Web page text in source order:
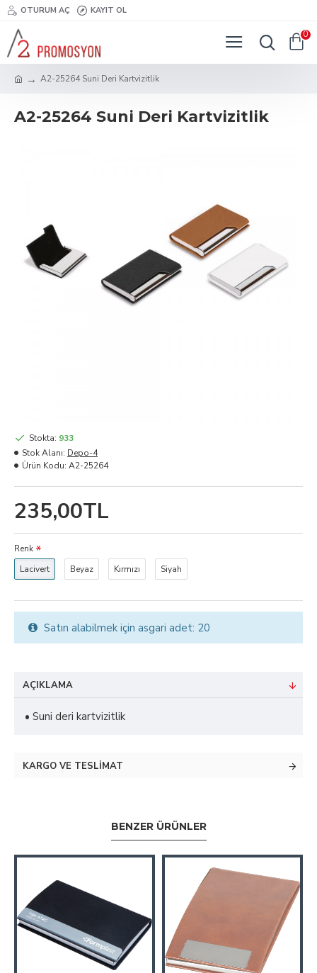
OTURUM AÇ KAYIT OL
0
A2-25264 Suni Deri Kartvizitlik
A2-25264 Suni Deri Kartvizitlik
235,00TL
Stokta: 933
Stok Alanı: Depo-4
Ürün Kodu: A2-25264
Renk
Lacivert
Beyaz Kırmızı Siyah
Satın alabilmek için asgari adet: 20
AÇIKLAMA
• Suni deri kartvizitlik
KARGO VE TESLIMAT
BENZER ÜRÜNLER